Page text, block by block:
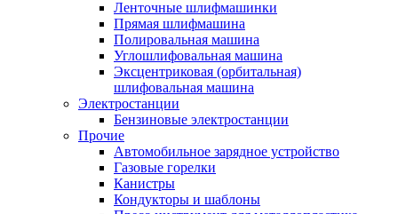
Ленточные шлифмашинки
Прямая шлифмашина
Полировальная машина
Углошлифовальная машина
Эксцентриковая (орбитальная)
шлифовальная машина
Электростанции
Бензиновые электростанции
Прочие
Автомобильное зарядное устройство
Газовые горелки
Канистры
Кондукторы и шаблоны